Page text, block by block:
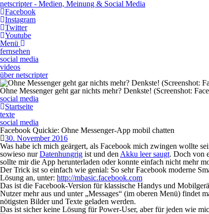
netscripter - Medien, Meinung & Social Media
Facebook
Instagram
Twitter
Youtube
Menü
fernsehen
social media
videos
über netscripter
Ohne Messenger geht gar nichts mehr? Denkste! (Screenshot:
social media
Startseite
texte
social media
Facebook Quickie: Ohne Messenger-App mobil chatten
30. November 2016
Was habe ich mich geärgert, als Facebook mich zwingen wollte
sowieso nurDatenhungrig ist und den Akku leer saugt. Doch von
sollte mir die App herunterladen oder konnte einfach nicht mehr
Der Trick ist so einfach wie genial: So sehrFacebook moderne
Lösung an, unter: http://mbasic.facebook.com
Das ist die Facebook-Version für klassische Handys und
Nutzer mehr aus und unter „Messages“ (im oberen Menü) findet
nötigsten Bilder und Texte geladen werden.
Das ist sicher keine Lösung für Power-User, aber für jeden wie